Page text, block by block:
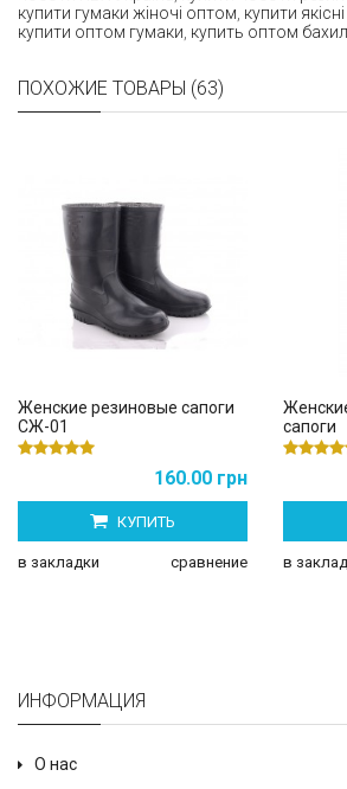
купити гумаки жіночі оптом купити
купити оптом гумаки купить оптом
ПОХОЖИЕ ТОВАРЫ (63)
Женские резиновые сапоги
СЖ-01
160.00 грн
КУПИТЬ
в закладки сравнение
сапоги
в
ИНФОРМАЦИЯ
О нас